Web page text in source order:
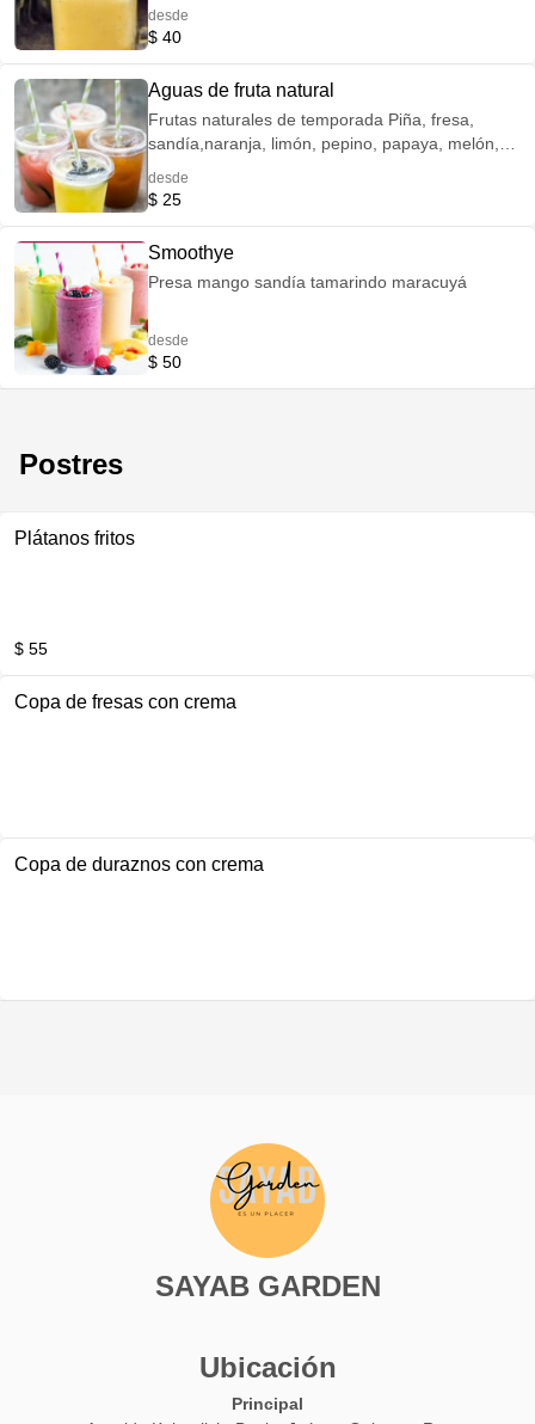
desde
$ 40
Aguas de fruta natural
Frutas naturales de temporada Piña, fresa,
sandía,naranja, limón, pepino, papaya, melón,
desde
$ 25
Smoothye
Presa mango sandía tamarindo maracuyá
desde
$ 50
Postres
Plátanos fritos
$ 55
Copa de fresas con crema
Copa de duraznos con crema
SAYAB GARDEN
Ubicación
Principal